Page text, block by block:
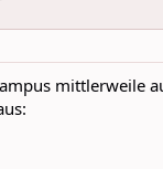
mittlerweile